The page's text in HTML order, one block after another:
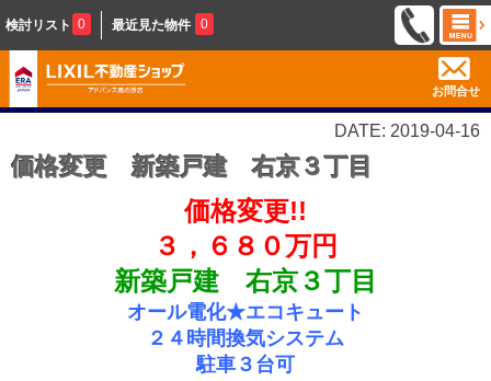
検討リスト 0 最近見た物件 0
お問合せ
DATE: 2019-04-16
価格変更 新築戸建 右京３丁目
価格変更!!
３，６８０万円
新築戸建 右京３丁目
オール電化★エコキュート
２４時間換気システム
駐車３台可